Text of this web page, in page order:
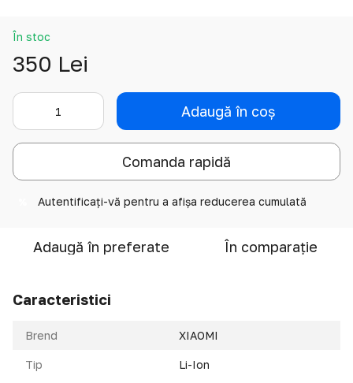
În stoc
350 Lei
Adaugă în coș
Comanda rapidă
Autentificați-vă pentru a afișa reducerea cumulată
Adaugă în preferate În comparație
Caracteristici
Brend XIAOMI
Tip Li-Ion